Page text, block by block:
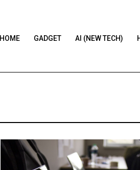
HOME GADGET AI (NEW TECH)